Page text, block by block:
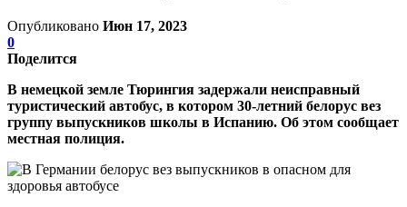
Опубликовано Июн 17, 2023
0
Поделится
В немецкой земле Тюрингия задержали неисправный
туристический автобус, в котором 30-летний белорус вез
группу выпускников школы в Испанию. Об этом сообщает
местная полиция.